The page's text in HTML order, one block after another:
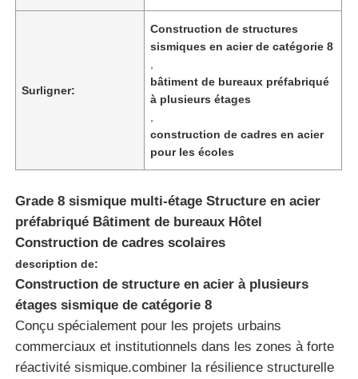
Produits
A propos de nous
Surligner:
Construction de structures
sismiques en acier de catégorie 8
bâtiment de bureaux préfabriqué
à plusieurs étages
construction de cadres en acier
pour les écoles
Grade 8 sismique multi-étage Structure en acier
préfabriqué Bâtiment de bureaux Hôtel
Construction de cadres scolaires
description de:
Construction de structure en acier à plusieurs
étages sismique de catégorie 8
Conçu spécialement pour les projets urbains
commerciaux et institutionnels dans les zones à forte
réactivité sismique.combiner la résilience structurelle